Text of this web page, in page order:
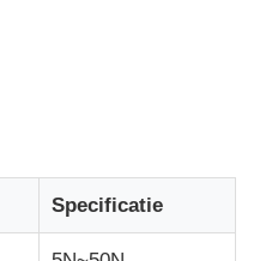
Specificatie